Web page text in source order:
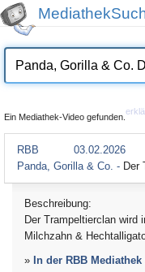
Ein Mediathek-Video gefunden.
RBB
03.02.2026
Panda, Gorilla & Co. - Der
Beschreibung:
Der Trampeltierclan wird
Milchzahn &
» In der RBB